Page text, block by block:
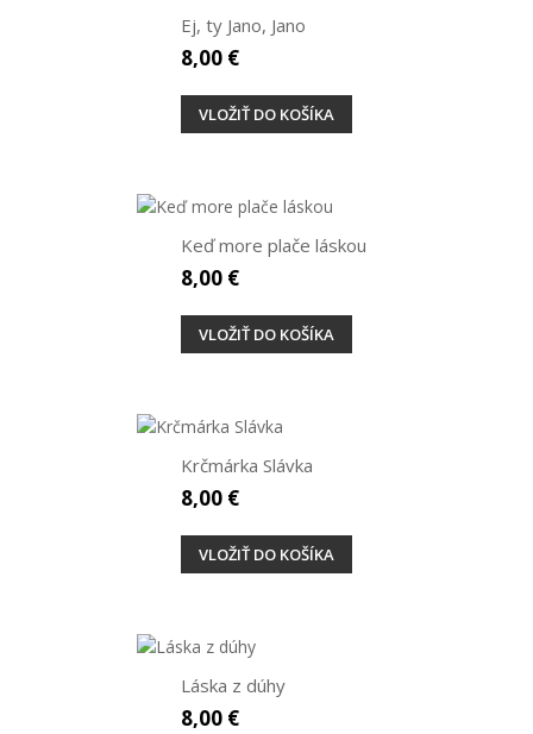
Ej, ty Jano, Jano
8,00 €
VLOŽIŤ DO KOŠÍKA
Keď more plače láskou
8,00 €
VLOŽIŤ DO KOŠÍKA
Krčmárka Slávka
8,00 €
VLOŽIŤ DO KOŠÍKA
Láska z dúhy
8,00 €